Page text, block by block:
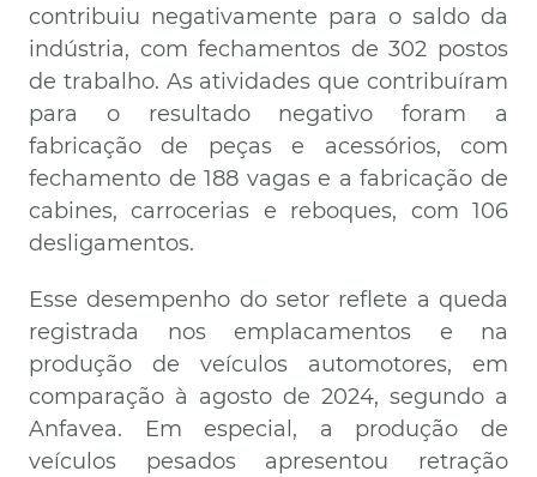
contribuiu negativamente para o saldo da
indústria, com fechamentos de 302 postos
de trabalho. As atividades que contribuíram
para o resultado negativo foram a
fabricação de peças e acessórios, com
fechamento de 188 vagas e a fabricação de
cabines, carrocerias e reboques, com 106
desligamentos.
Esse desempenho do setor reflete a queda
registrada nos emplacamentos e na
produção de veículos automotores, em
comparação à agosto de 2024, segundo a
Anfavea. Em especial, a produção de
veículos pesados apresentou retração